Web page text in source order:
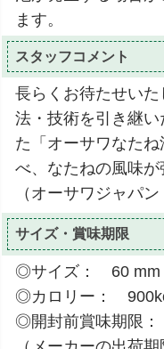
ます。
スタッフコメント
長らくお待たせい
法・技術を引き継
た「オーサワなた
べ、なたねの風味が
（オーサワジャパン
サイズ・賞味期限
◎サイズ： 60 mm
◎カロリー：
◎開封前賞味期限